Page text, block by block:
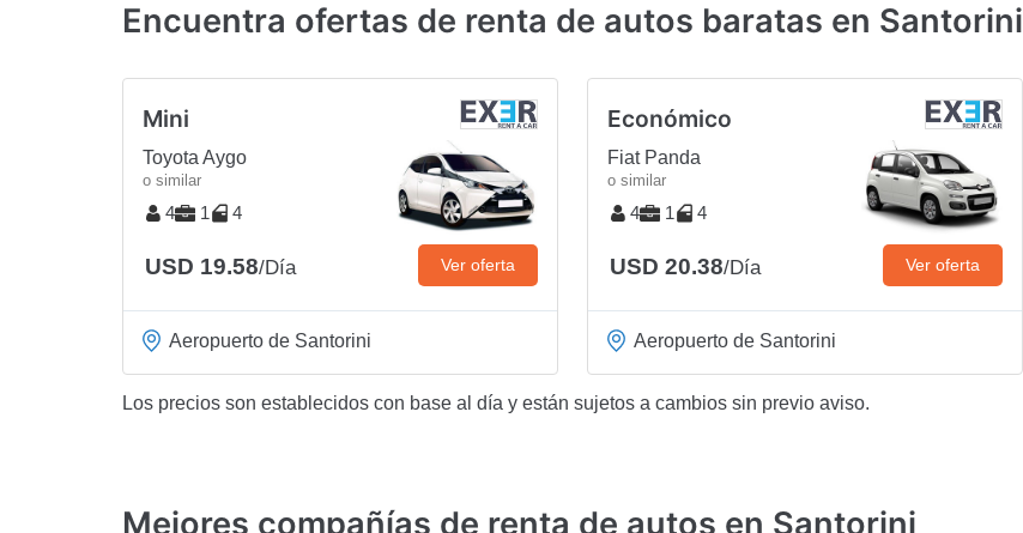
Encuentra ofertas de renta de autos baratas en Santorini
Mini
Toyota Aygo
o similar
4 1 4
USD 19.58/Día Ver oferta
Aeropuerto de Santorini
Económico
Fiat Panda
o similar
4 1 4
USD 20.38/Día Ver oferta
Aeropuerto de Santorini
Los precios son establecidos con base al día y están sujetos a cambios sin previo aviso.
Mejores compañías de renta de autos en Santorini